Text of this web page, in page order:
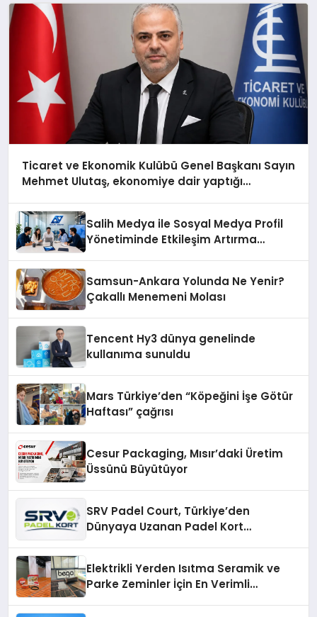
Ticaret ve Ekonomik Kulübü Genel Başkanı Sayın
Mehmet Ulutaş, ekonomiye dair yaptığı
Salih Medya ile Sosyal Medya Profil
Yönetiminde Etkileşim Artırma
Samsun-Ankara Yolunda Ne Yenir?
Çakallı Menemeni Molası
Tencent Hy3 dünya genelinde
kullanıma sunuldu
Mars Türkiye’den “Köpeğini İşe Götür
Haftası” çağrısı
Cesur Packaging, Mısır’daki Üretim
Üssünü Büyütüyor
SRV Padel Court, Türkiye’den
Dünyaya Uzanan Padel Kort
Elektrikli Yerden Isıtma Seramik ve
Parke Zeminler İçin En Verimli